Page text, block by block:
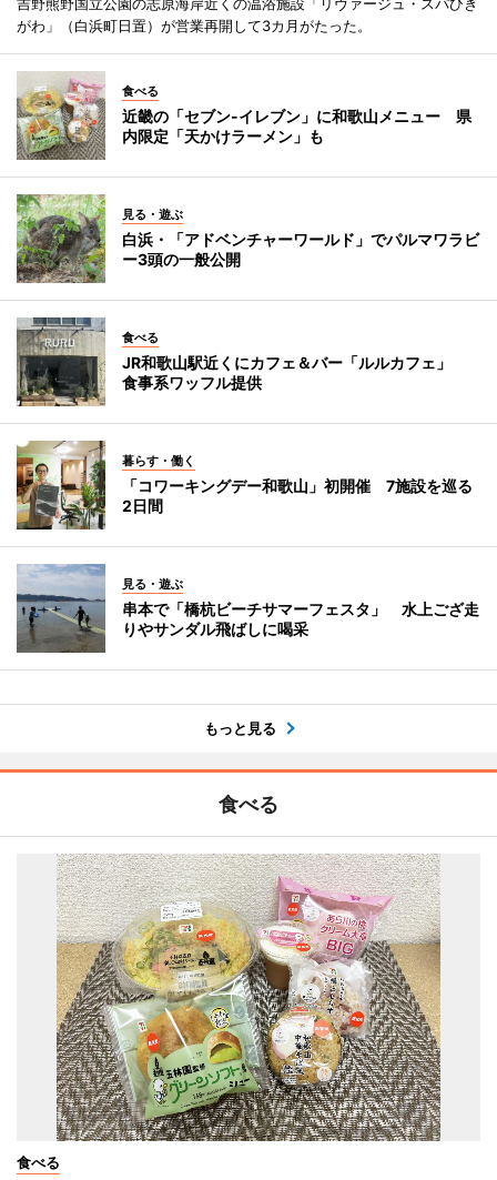
がわ」（白浜町日置）が営業再開して3カ月がたった。
食べる
近畿の「セブン-イレブン」に和歌山メニュー 県
内限定「天かけラーメン」も
見る・遊ぶ
白浜・「アドベンチャーワールド」でパルマワラビ
ー3頭の一般公開
食べる
JR和歌山駅近くにカフェ＆バー「ルルカフェ」
食事系ワッフル提供
暮らす・働く
「コワーキングデー和歌山」初開催 7施設を巡る
2日間
見る・遊ぶ
串本で「橋杭ビーチサマーフェスタ」 水上ござ走
りやサンダル飛ばしに喝采
もっと見る
食べる
食べる